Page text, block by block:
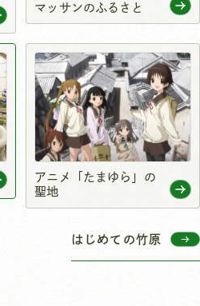
はじめての竹原
マッサンのふるさと
アニメ「たまゆら」の
聖地